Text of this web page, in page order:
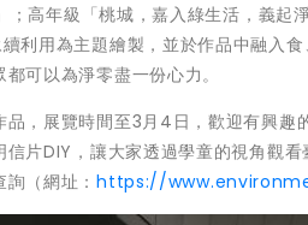
高年級「桃城，嘉入綠生活，義起
利用為主題繪製，並於作品中融入
可以為淨零盡一份心力。
，展覽時間至3月4日，歡迎有興趣
片DIY，讓大家透過學童的視角觀
詢（網址：https://